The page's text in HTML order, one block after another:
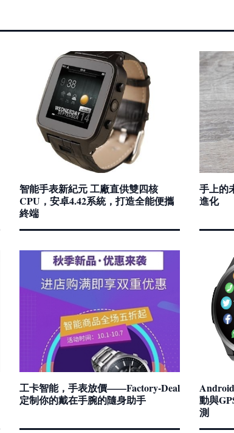
智能手表新紀元 工廠直供雙四核
CPU，安卓4.42系統，打造全能便攜
終端
手上的
進化
工卡智能，手表放價——Factory-Deal
定制你的戴在手腕的隨身助手
動與
測